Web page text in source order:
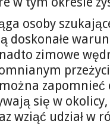
osoby
doskonałe
zimowe
się w
wziąć udział w